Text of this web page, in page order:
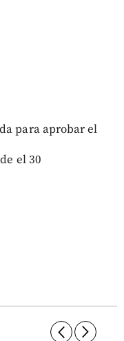
para aprobar el
el 30
arrow_forward_ios arrow_forward_ios